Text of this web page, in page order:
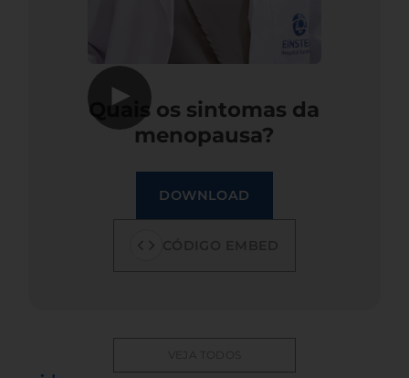
▶
Quais os sintomas da
menopausa?
DOWNLOAD
VEJA TODOS